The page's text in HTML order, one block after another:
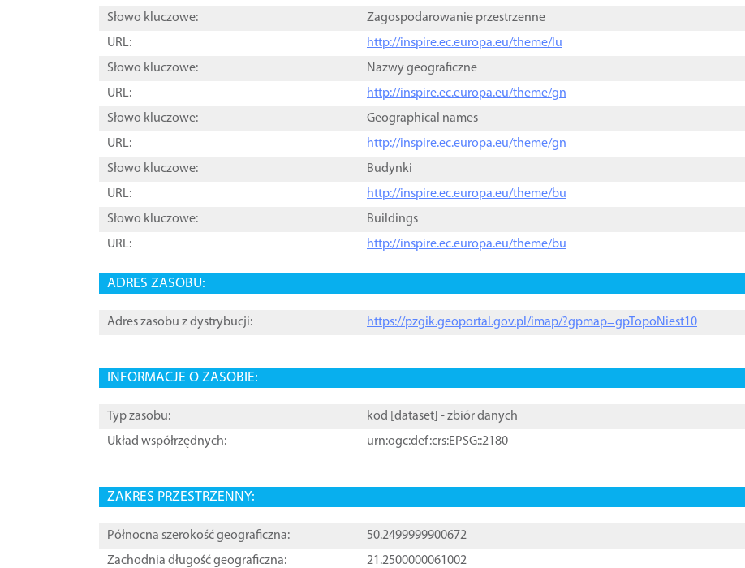
Słowo kluczowe:
Zagospodarowanie przestrzenne
URL:
http://inspire.ec.europa.eu/theme/lu
Słowo kluczowe:
Nazwy geograficzne
URL:
http://inspire.ec.europa.eu/theme/gn
Słowo kluczowe:
Geographical names
URL:
http://inspire.ec.europa.eu/theme/gn
Słowo kluczowe:
Budynki
URL:
http://inspire.ec.europa.eu/theme/bu
Słowo kluczowe:
Buildings
URL:
http://inspire.ec.europa.eu/theme/bu
ADRES ZASOBU:
Adres zasobu z dystrybucji: https://pzgik.geoportal.gov.pl/imap/?gpmap=gpTopoNiest10
INFORMACJE O ZASOBIE:
Typ zasobu: kod [ dataset ] - zbiór danych
Układ współrzędnych:
urn:ogc:def:crs:EPSG::2180
ZAKRES PRZESTRZENNY:
Północna szerokość geograficzna:
50.2499999900672
Zachodnia długość geograficzna:
21.2500000061002